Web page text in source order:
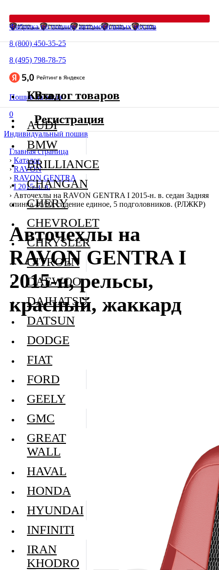
Фабрика по пошиву автомобильных чехлов
8 (800) 450-35-25
8 (495) 798-78-75
Пошив на заказ
0
Индивидуальный пошив
Главная страница
› Каталог
› RAVON
› RAVON GENTRA
› I 2015-н. в.
› Авточехлы на RAVON GENTRA I 2015-н. в. седан Задняя
спинка 40/60, сидение единое, 5 подголовников. (РЛЖКР)
Авточехлы на
RAVON GENTRA I
2015-н, рельсы,
красный, жаккард
Каталог товаров
AUDI
BMW
BRILLIANCE
CHANGAN
CHERY
CHEVROLET
CHRYSLER
CITROEN
DAEWOO
DAIHATSU
DATSUN
DODGE
FIAT
FORD
GEELY
GMC
GREAT
WALL
HAVAL
HONDA
HYUNDAI
INFINITI
IRAN
KHODRO
Вход
Регистрация